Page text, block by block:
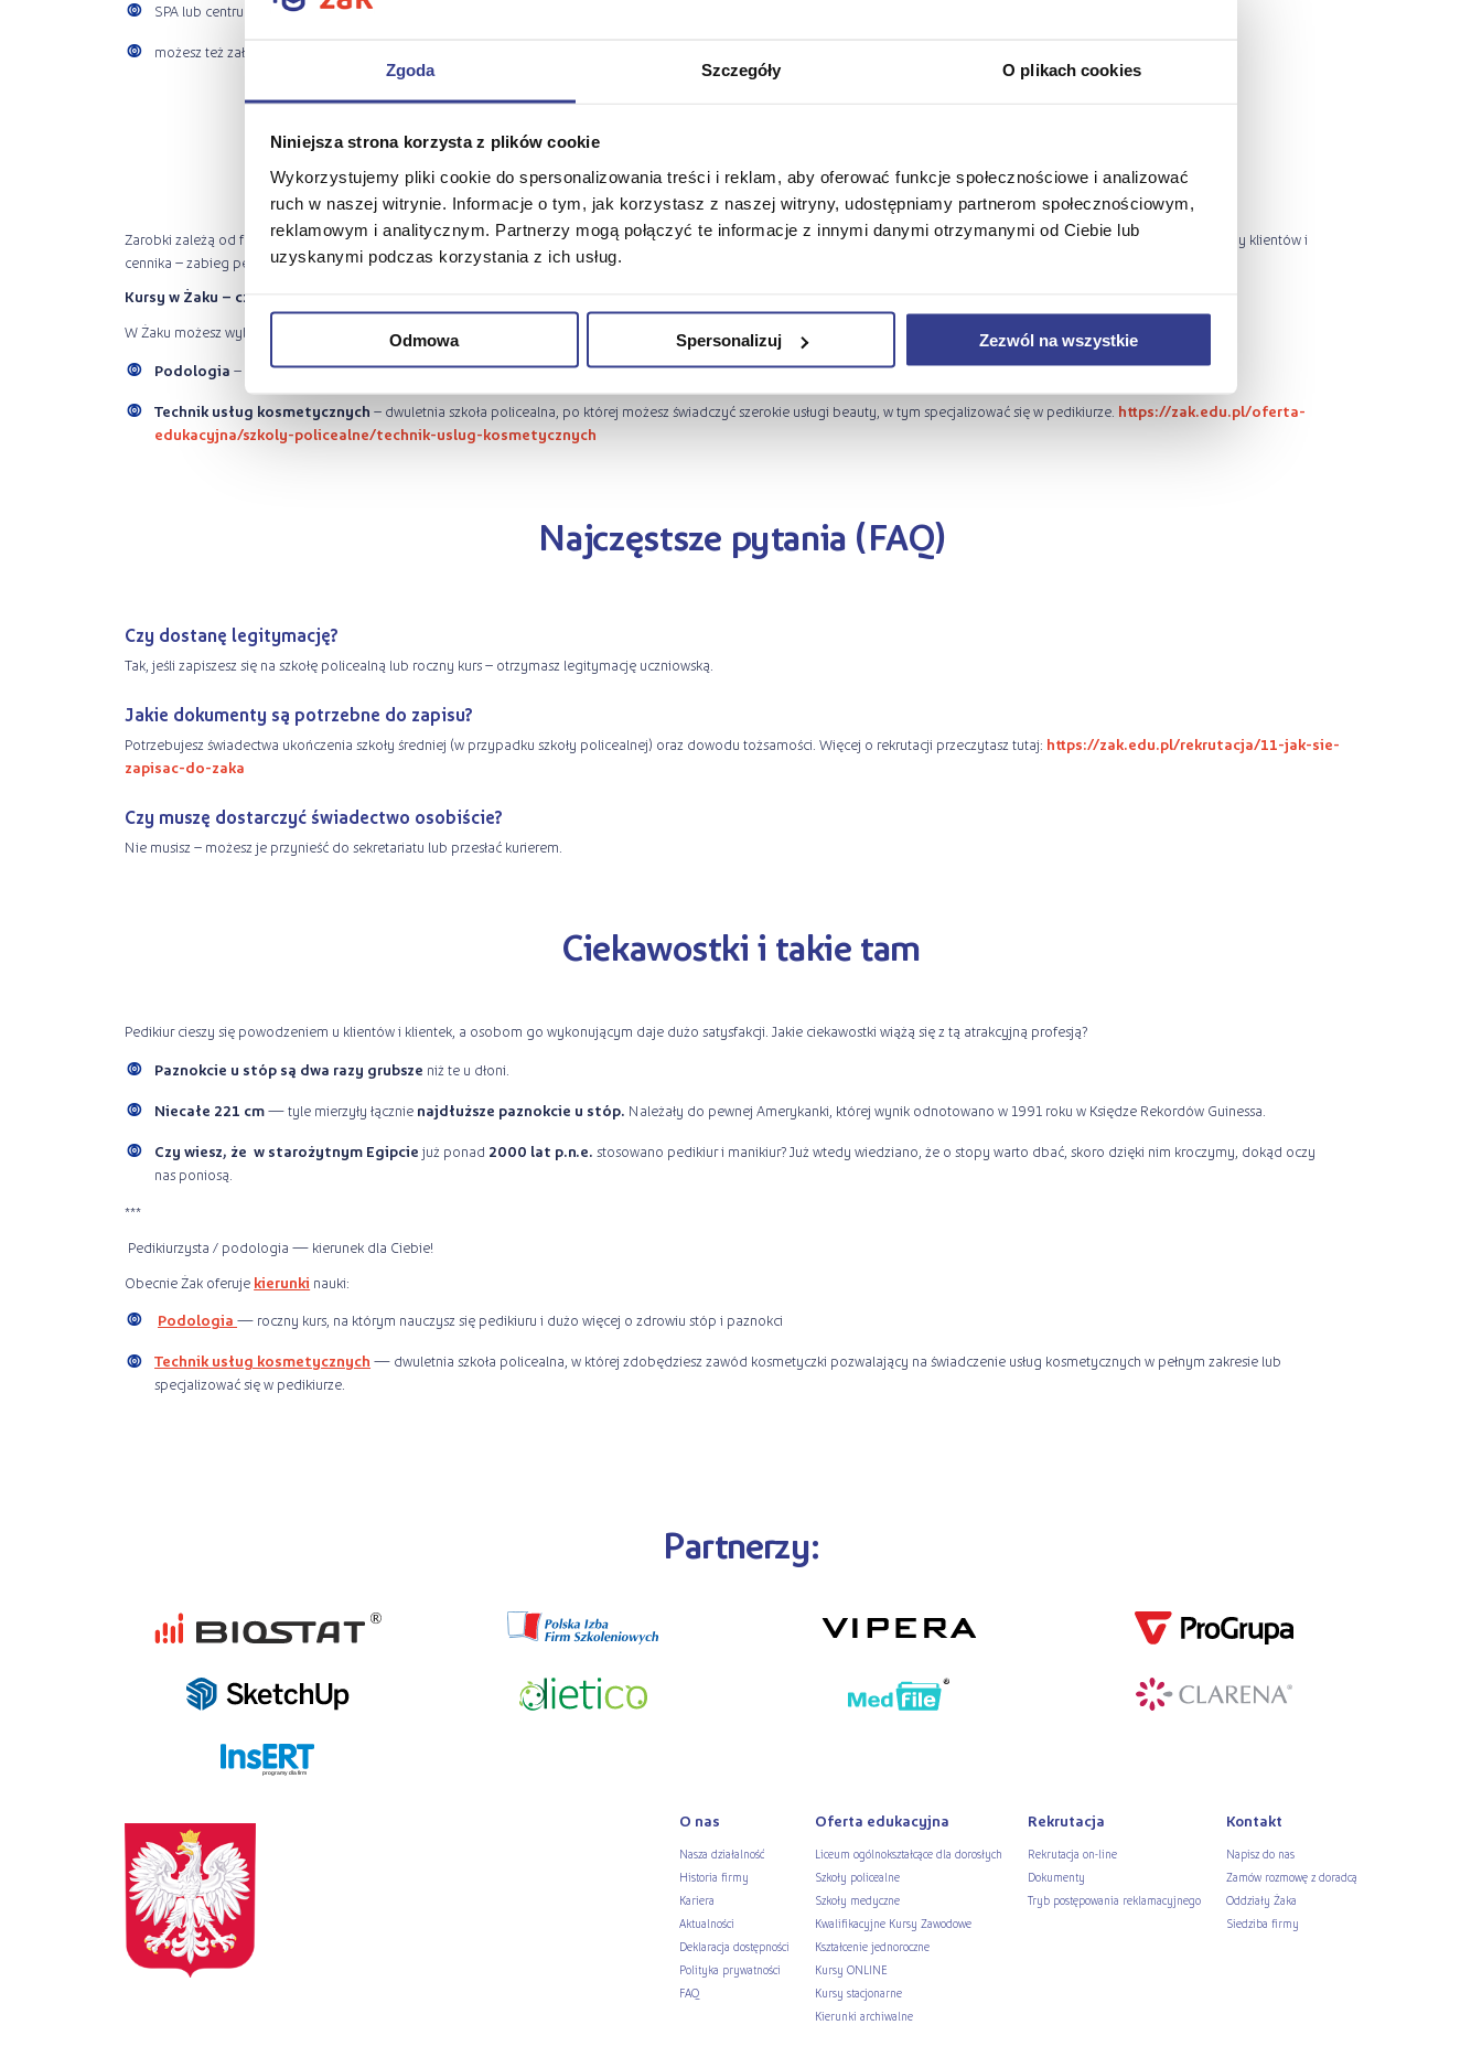
Zgoda Szczegóły O plikach cookies
Niniejsza strona korzysta z plików cookie
Wykorzystujemy pliki cookie do spersonalizowania treści i reklam, aby oferować funkcje społecznościowe i analizować
ruch w naszej witrynie. Informacje o tym, jak korzystasz z naszej witryny, udostępniamy partnerom społecznościowym,
reklamowym i analitycznym. Partnerzy mogą połączyć te informacje z innymi danymi otrzymanymi od Ciebie lub
uzyskanymi podczas korzystania z ich usług.
Odmowa Spersonalizuj Zezwól na wszystkie
SPA lub centrum odnowy biologicznej,
możesz też założyć własny gabinet lub oferować usługi mobilne – z dojazdem do klienta.
Ile zarabia pedikiurzystka?
Zarobki zależą od formy zatrudnienia, lokalizacji i oferty. Pracując na etacie, możesz liczyć na pensję od 5000 do 7400 zł brutto. Własna działalność? Tutaj wszystko zależy od liczby klientów i
cennika – zabieg pedikiuru kosztuje od 80 do nawet 350 zł.
Kursy w Żaku – czego się nauczysz?
W Żaku możesz wybrać dwa kierunki/kursy:
Podologia – kurs roczny, który łączy pedikiur z wiedzą o zdrowiu stóp i paznokci. -https://zak.edu.pl/oferta-edukacyjna/ksztalcenie-jednoroczne/podologia
Technik usług kosmetycznych – dwuletnia szkoła policealna, po której możesz świadczyć szerokie usługi beauty, w tym specjalizować się w pedikiurze. https://zak.edu.pl/oferta-
edukacyjna/szkoly-policealne/technik-uslug-kosmetycznych
Najczęstsze pytania (FAQ)
Czy dostanę legitymację?
Tak, jeśli zapiszesz się na szkołę policealną lub roczny kurs – otrzymasz legitymację uczniowską.
Jakie dokumenty są potrzebne do zapisu?
Potrzebujesz świadectwa ukończenia szkoły średniej (w przypadku szkoły policealnej) oraz dowodu tożsamości. Więcej o rekrutacji przeczytasz tutaj: https://zak.edu.pl/rekrutacja/11-jak-sie-
zapisac-do-zaka
Czy muszę dostarczyć świadectwo osobiście?
Nie musisz – możesz je przynieść do sekretariatu lub przesłać kurierem.
Ciekawostki i takie tam
Pedikiur cieszy się powodzeniem u klientów i klientek, a osobom go wykonującym daje dużo satysfakcji. Jakie ciekawostki wiążą się z tą atrakcyjną profesją?
Paznokcie u stóp są dwa razy grubsze niż te u dłoni.
Niecałe 221 cm— tyle mierzyły łącznie najdłuższe paznokcie u stóp. Należały do pewnej Amerykanki, której wynik odnotowano w 1991 roku w Księdze Rekordów Guinessa.
Czy wiesz, że w starożytnym Egipciejuż ponad 2000 lat p.n.e. stosowano pedikiur i manikiur? Już wtedy wiedziano, że o stopy warto dbać, skoro dzięki nim kroczymy, dokąd oczy
nas poniosą.
***
Pedikiurzysta / podologia — kierunek dla Ciebie!
Obecnie Żak oferuje kierunki nauki:
Podologia— roczny kurs, na którym nauczysz się pedikiuru i dużo więcej o zdrowiu stóp i paznokci
Technik usług kosmetycznych — dwuletnia szkoła policealna, w której zdobędziesz zawód kosmetyczki pozwalający na świadczenie usług kosmetycznych w pełnym zakresie lub
specjalizować się w pedikiurze.
Partnerzy:
programy dla firm
O nas
Nasza działalność
Historia firmy
Kariera
Aktualności
Deklaracja dostępności
Polityka prywatności
FAQ
Oferta edukacyjna
Liceum ogólnokształcące dla dorosłych
Szkoły policealne
Szkoły medyczne
Kwalifikacyjne Kursy Zawodowe
Kształcenie jednoroczne
Kursy ONLINE
Kursy stacjonarne
Kierunki archiwalne
Rekrutacja
Rekrutacja on-line
Dokumenty
Tryb postępowania reklamacyjnego
Kontakt
Napisz do nas
Zamów rozmowę z doradcą
Oddziały Żaka
Siedziba firmy